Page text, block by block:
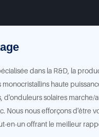
dans la R&D, la
haute
d'onduleurs solaires marche/
Nous nous efforçons d'être
en-un offrant le meilleur